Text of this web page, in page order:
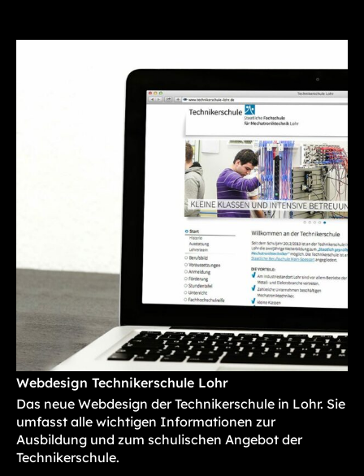
Webdesign Technikerschule Lohr
Das neue Webdesign der Technikerschule in Lohr. Sie
umfasst alle wichtigen Informationen zur
Ausbildung und zum schulischen Angebot der
Technikerschule.